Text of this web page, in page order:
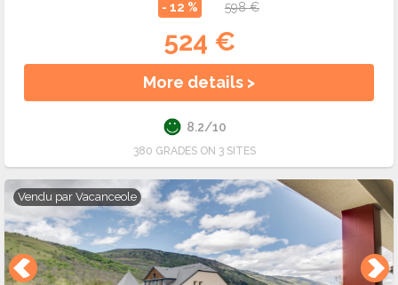
- 12 % 598 €
524 €
More details >
8.2/10
380 GRADES ON 3 SITES
Vendu par Vacanceole